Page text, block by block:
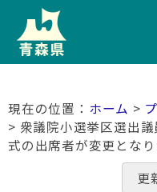
ホーム >
> 衆議院小選挙区選出
式の出席者が変更とな
更